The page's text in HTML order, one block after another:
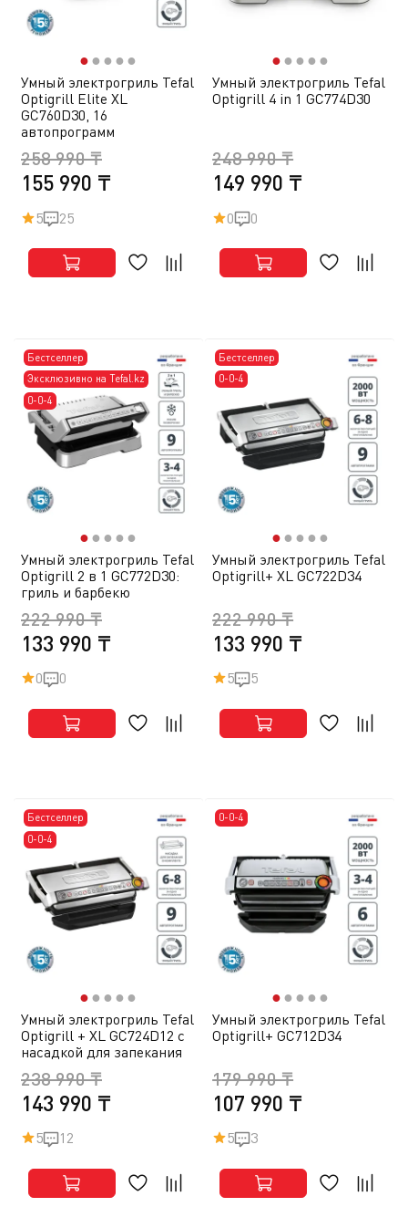
●● ● ● ●
Умный электрогриль Tefal
Optigrill Elite XL
GC760D30, 16
автопрограмм
155 990 ₸
258 990 ₸
5 25
●● ● ● ●
Умный электрогриль Tefal
Optigrill 4 in 1 GC774D30
149 990 ₸
248 990 ₸
0 0
Бестселлер
Эксклюзивно на Tefal.kz
0-0-4
●● ● ● ●
Умный электрогриль Tefal
Optigrill 2 в 1 GC772D30:
гриль и барбекю
133 990 ₸
222 990 ₸
0 0
Бестселлер
0-0-4
●● ● ● ●
Умный электрогриль Tefal
Optigrill+ XL GC722D34
133 990 ₸
222 990 ₸
5 5
Бестселлер
0-0-4
●● ● ● ●
Умный электрогриль Tefal
Optigrill + XL GC724D12 c
насадкой для запекания
143 990 ₸
238 990 ₸
5 12
0-0-4
●● ● ● ●
Умный электрогриль Tefal
Optigrill+ GC712D34
107 990 ₸
179 990 ₸
5 3